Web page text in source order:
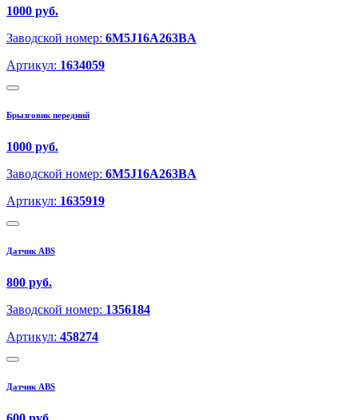
1000 руб.
Заводской номер: 6M5J16A263BA
Артикул: 1634059
Брызговик передний
1000 руб.
Заводской номер: 6M5J16A263BA
Артикул: 1635919
Датчик ABS
800 руб.
Заводской номер: 1356184
Артикул: 458274
Датчик ABS